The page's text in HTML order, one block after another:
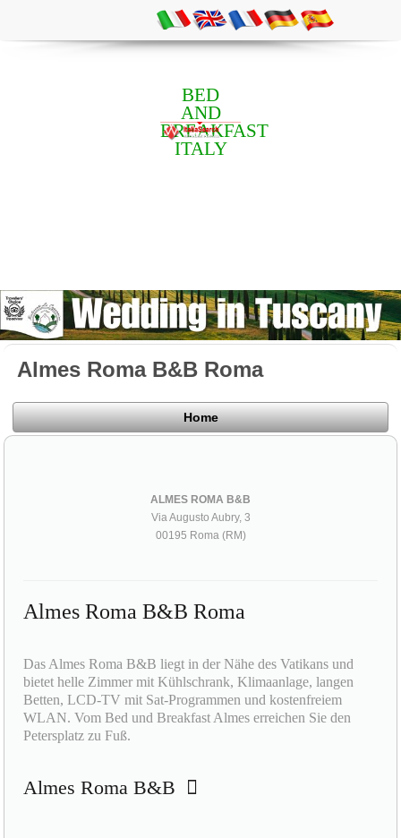
BED
AND
BREAKFAST
ITALY
Almes Roma B&B Roma
Home
ALMES ROMA B&B
Via Augusto Aubry, 3
00195 Roma (RM)
Almes Roma B&B Roma
Das Almes Roma B&B liegt in der Nähe des Vatikans und
bietet helle Zimmer mit Kühlschrank, Klimaanlage, langen
Betten, LCD-TV mit Sat-Programmen und kostenfreiem
WLAN. Vom Bed und Breakfast Almes erreichen Sie den
Petersplatz zu Fuß.
Almes Roma B&B